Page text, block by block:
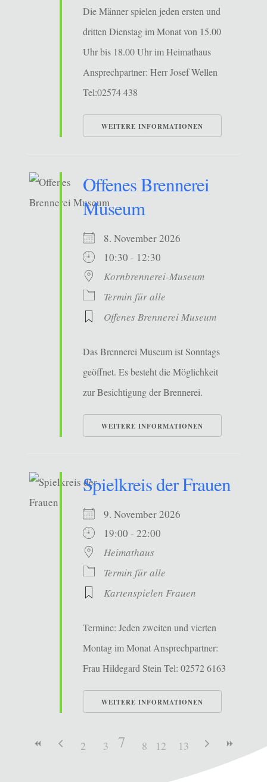
Die Männer spielen jeden ersten und
dritten Dienstag im Monat von 15.00
Uhr bis 18.00 Uhr im Heimathaus
Ansprechpartner: Herr Josef Wellen
Tel:02574 438
WEITERE INFORMATIONEN
Offenes Brennerei
Museum
8. November 2026
10:30 - 12:30
Kornbrennerei-Museum
Termin für alle
Offenes Brennerei Museum
Das Brennerei Museum ist Sonntags
geöffnet. Es besteht die Möglichkeit
zur Besichtigung der Brennerei.
WEITERE INFORMATIONEN
Spielkreis der Frauen
9. November 2026
19:00 - 22:00
Heimathaus
Termin für alle
Kartenspielen Frauen
Termine: Jeden zweiten und vierten
Montag im Monat Ansprechpartner:
Frau Hildegard Stein Tel: 02572 6163
WEITERE INFORMATIONEN
2 3 7 8 9 10 11
12 13